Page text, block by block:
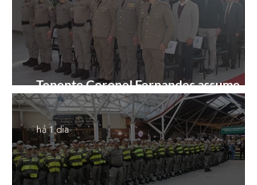
Tenente Coronel Fernandes assume
comando do 41º BPM em Gramado
há 1 dia